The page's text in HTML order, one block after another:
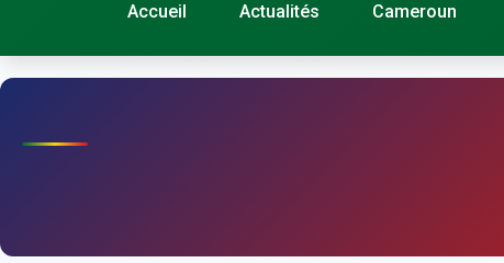
Accueil Actualités Cameroun